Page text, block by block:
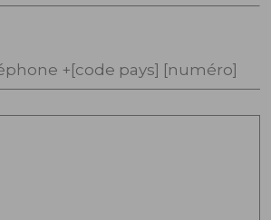
+[code pays] [numéro]